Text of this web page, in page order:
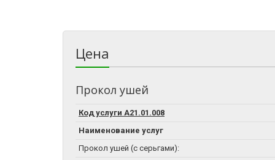
Цена
Прокол ушей
Код услуги А21.01.008
Наименование услуг
Прокол ушей (с серьгами):